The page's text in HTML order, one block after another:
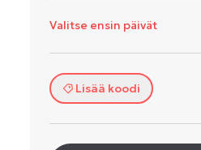
Valitse ensin päivät
Lisää koodi